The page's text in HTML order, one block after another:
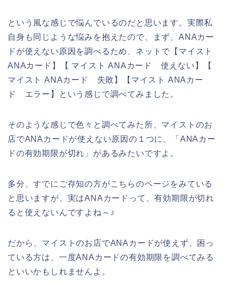
という風な感じで悩んでいるのだと思います。実際私
自身も同じような悩みを抱えたので、まず、ANAカー
ドが使えない原因を調べるため、ネットで【マイスト
ANAカード】【 マイスト ANAカード 使えない】【
マイスト ANAカード 失敗】【マイスト ANAカー
ド エラー】という感じで調べてみました。
そのような感じで色々と調べてみた所、マイストのお
店でANAカードが使えない原因の１つに、「ANAカー
ドの有効期限が切れ」があるみたいですよ。
多分、すでにご存知の方がこちらのページをみている
と思いますが、実はANAカードって、有効期限が切れ
ると使えないんですよね～♪
だから、マイストのお店でANAカードが使えず、困っ
ている方は、一度ANAカードの有効期限を調べてみる
といいかもしれませんよ。